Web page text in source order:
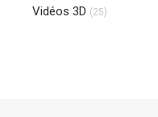
Vidéos 3D (25)